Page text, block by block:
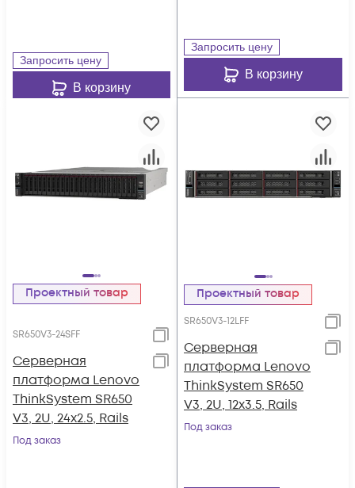
Запросить цену
В корзину
Запросить цену
В корзину
Проектный товар
SR650V3-24SFF
Серверная
платформа Lenovo
ThinkSystem SR650
V3, 2U, 24x2.5, Rails
Под заказ
Проектный товар
SR650V3-12LFF
Серверная
платформа Lenovo
ThinkSystem SR650
V3, 2U, 12x3.5, Rails
Под заказ